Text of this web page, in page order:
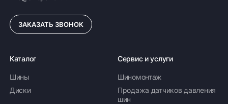
ЗАКАЗАТЬ ЗВОНОК
Каталог
Шины
Диски
Сервис и услуги
Шиномонтаж
Продажа датчиков давления
шин